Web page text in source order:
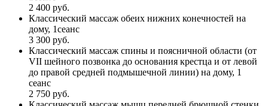
2 400 руб.
Классический массаж обеих нижних конечностей на
дому, 1сеанс
3 300 руб.
Классический массаж спины и поясничной области (от
VII шейного позвонка до основания крестца и от левой
до правой средней подмышечной линии) на дому, 1
сеанс
2 750 руб.